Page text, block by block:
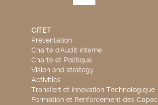
CITET
Présentation
Charte d'Audit interne
Charte et Politique
Vision and strategy
Activities
Transfert et Innovation Technologique
Formation et Renforcement des